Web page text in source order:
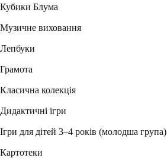
Кубики Блума
Музичне виховання
Лепбуки
Грамота
Класична колекція
Дидактичні ігри
Ігри для дітей 3–4 років (молодша група)
Картотеки